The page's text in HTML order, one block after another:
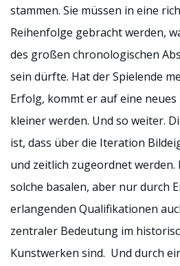
stammen. Sie müssen in eine
Reihenfolge gebracht werden,
des großen chronologischen
sein dürfte. Hat der Spielende
Erfolg, kommt er auf eine neues
kleiner werden. Und so weiter.
ist, dass über die Iteration
und zeitlich zugeordnet werden.
solche basalen, aber nur durch
erlangenden Qualifikationen
zentraler Bedeutung im
Kunstwerken sind. Und durch